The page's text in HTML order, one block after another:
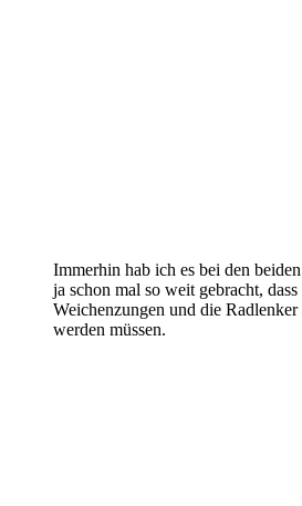
Immerhin hab ich es bei den
ja schon mal so weit gebracht,
Weichenzungen und die
werden müssen.